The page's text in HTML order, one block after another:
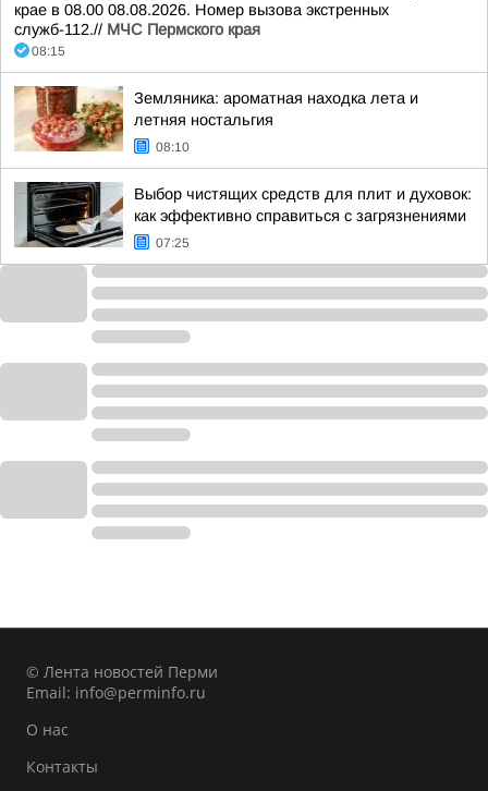
крае в 08.00 08.08.2026. Номер вызова экстренных
служб-112.// МЧС Пермского края
08:15
Земляника: ароматная находка лета и
летняя ностальгия
08:10
Выбор чистящих средств для плит и духовок:
как эффективно справиться с загрязнениями
07:25
© Лента новостей Перми
Email: info@perminfo.ru
О нас
Контакты